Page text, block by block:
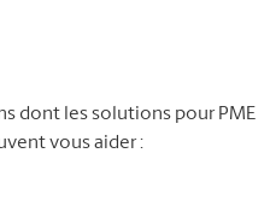
dont les solutions pour PME
vous aider :